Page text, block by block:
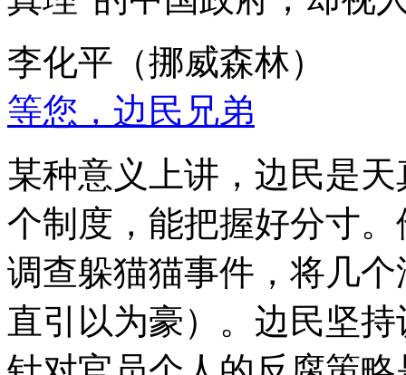
李化平（挪威森林）
等您，边民兄弟
某种意义上讲，边民是
个制度，能把握好分寸
调查躲猫猫事件，将几
直引以为豪）。边民坚